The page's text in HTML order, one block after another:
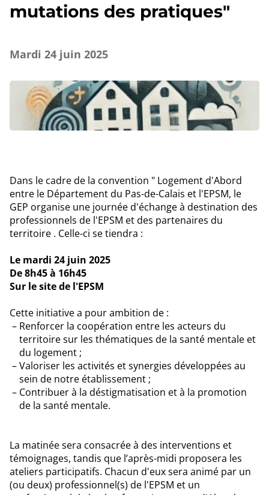
mutations des pratiques"
Mardi 24 juin 2025
Dans le cadre de la convention " Logement d'Abord
entre le Département du Pas-de-Calais et l'EPSM, le
GEP organise une journée d'échange à destination des
professionnels de l'EPSM et des partenaires du
territoire . Celle-ci se tiendra :
Le mardi 24 juin 2025
De 8h45 à 16h45
Sur le site de l'EPSM
Cette initiative a pour ambition de :
Renforcer la coopération entre les acteurs du
territoire sur les thématiques de la santé mentale et
du logement ;
Valoriser les activités et synergies développées au
sein de notre établissement ;
Contribuer à la déstigmatisation et à la promotion
de la santé mentale.
La matinée sera consacrée à des interventions et
témoignages, tandis que l’après-midi proposera les
ateliers participatifs. Chacun d'eux sera animé par un
(ou deux) professionnel(s) de l'EPSM et un